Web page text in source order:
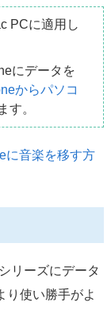
PCに適用し
にデータを
からパソコ
す。
に音楽を移す方
リーズにデータ
り使い勝手がよ